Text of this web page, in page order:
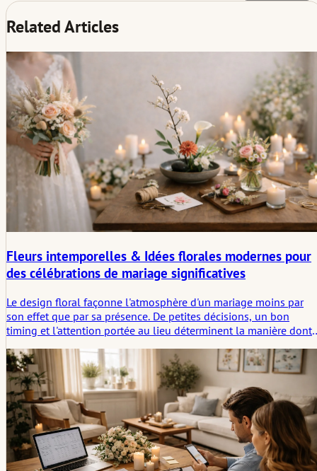
Related Articles
Fleurs intemporelles & Idées florales modernes pour
des célébrations de mariage significatives
Le design floral façonne l'atmosphère d'un mariage moins par
son effet que par sa présence. De petites décisions, un bon
timing et l'attention portée au lieu déterminent la manière dont
accompagnent des moments, relient les transitions et restent
doucement en mémoire.